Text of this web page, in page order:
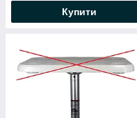
Купити